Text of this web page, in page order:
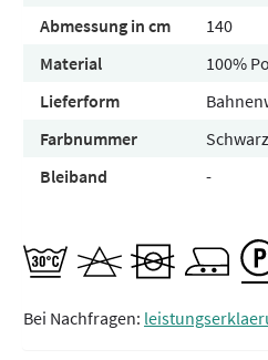
Abmessung in cm
140
Material
100%
Lieferform
Farbnummer
Schwarz
Bleiband
-
Bei Nachfragen: